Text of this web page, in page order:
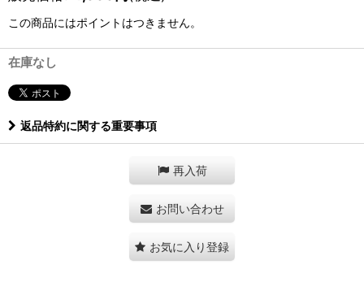
この商品にはポイントはつきません。
在庫なし
返品特約に関する重要事項
再入荷
お問い合わせ
お気に入り登録